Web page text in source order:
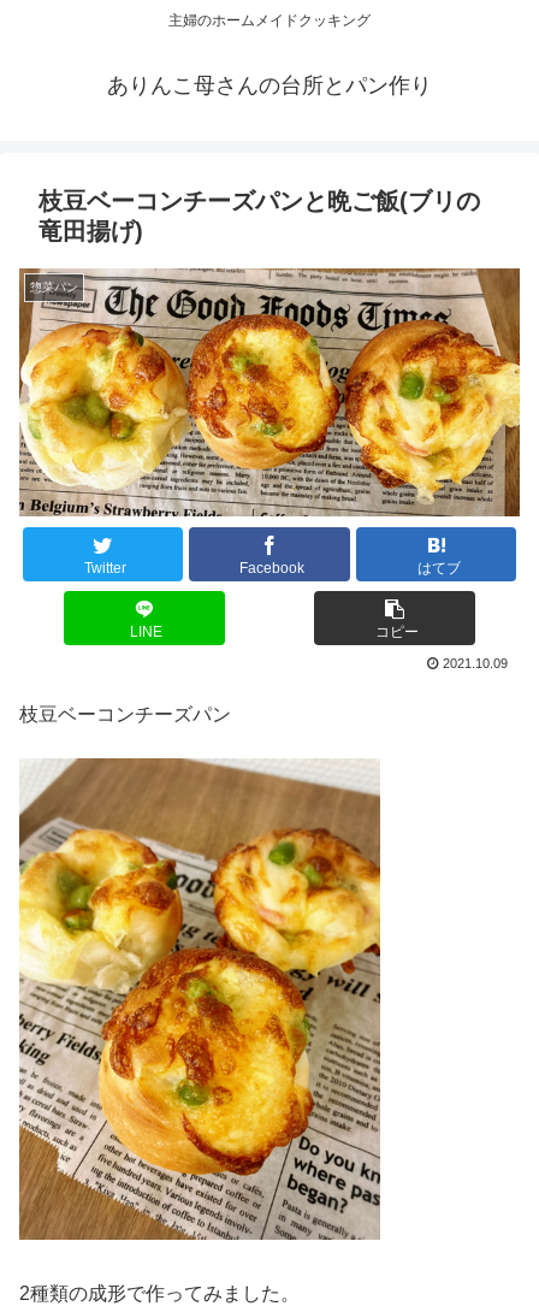
主婦のホームメイドクッキング
ありんこ母さんの台所とパン作り
枝豆ベーコンチーズパンと晩ご飯(ブリの
竜田揚げ)
惣菜パン
Twitter Facebook はてブ
LINE コピー
2021.10.09
枝豆ベーコンチーズパン
2種類の成形で作ってみました。